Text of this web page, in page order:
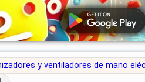
y ventiladores de mano